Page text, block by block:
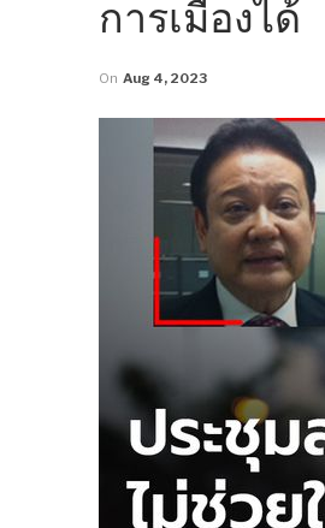
การเมืองได้
On Aug 4, 2023